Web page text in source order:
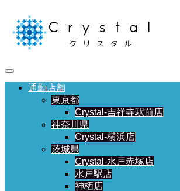
通勤店舗
東京都
Crystal-吉祥寺駅前店
神奈川県
Crystal-横浜店
茨城県
Crystal-水戸赤塚店
水戸駅店
神栖店